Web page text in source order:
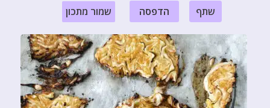
שתף הדפסה שמור מתכון